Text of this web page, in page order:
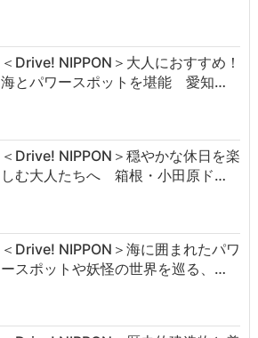
＜Drive! NIPPON＞大人におすすめ！
海とパワースポットを堪能 愛知…
＜Drive! NIPPON＞穏やかな休日を楽
しむ大人たちへ 箱根・小田原ド…
＜Drive! NIPPON＞海に囲まれたパワ
ースポットや妖怪の世界を巡る、…